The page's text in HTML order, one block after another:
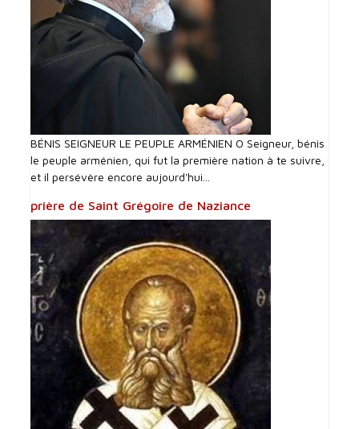
BÉNIS SEIGNEUR LE PEUPLE ARMÉNIEN O Seigneur, bénis
le peuple arménien, qui fut la première nation à te suivre,
et il persévère encore aujourd'hui...
prière de Saint Grégoire de Naziance